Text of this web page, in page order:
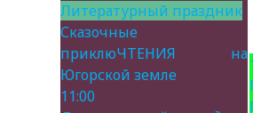
Литературный праздник
Сказочные
приклюЧТЕНИЯ на
Югорской земле
11:00